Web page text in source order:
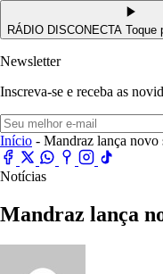
RÁDIO DISCONECTA Toque
Newsletter
Inscreva-se e receba as
Início - Mandraz lança
Notícias
Mandraz lança